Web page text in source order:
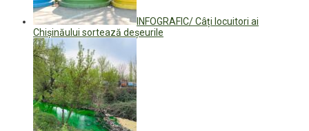
INFOGRAFIC/ Câți locuitori ai
Chișinăului sortează deșeurile